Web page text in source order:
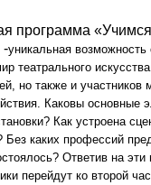
программа
-уникальная возможность
театрального
но также и участников
Каковы основные
Как устроена
Без каких профессий
Ответив на эти
перейдут ко второй